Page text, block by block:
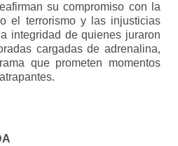
su compromiso con la
el terrorismo y las injusticias
integridad de quienes juraron
cargadas de adrenalina,
que prometen momentos